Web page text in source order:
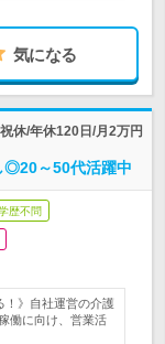
気になる
休/年休120日/月2万円
◎20～50代活躍中
歴不問
！》自社運営の介護
働に向け、営業活